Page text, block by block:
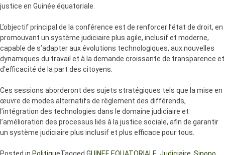
justice en Guinée équatoriale.
L’objectif principal de la conférence est de renforcer l’état de droit, en
promouvant un système judiciaire plus agile, inclusif et moderne,
capable de s’adapter aux évolutions technologiques, aux nouvelles
dynamiques du travail et à la demande croissante de transparence et
d’efficacité de la part des citoyens.
Ces sessions aborderont des sujets stratégiques tels que la mise en
œuvre de modes alternatifs de règlement des différends,
l’intégration des technologies dans le domaine judiciaire et
l’amélioration des processus liés à la justice sociale, afin de garantir
un système judiciaire plus inclusif et plus efficace pour tous.